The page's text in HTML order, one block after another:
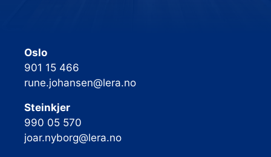
Oslo
901 15 466
rune.johansen@lera.no
Steinkjer
990 05 570
joar.nyborg@lera.no